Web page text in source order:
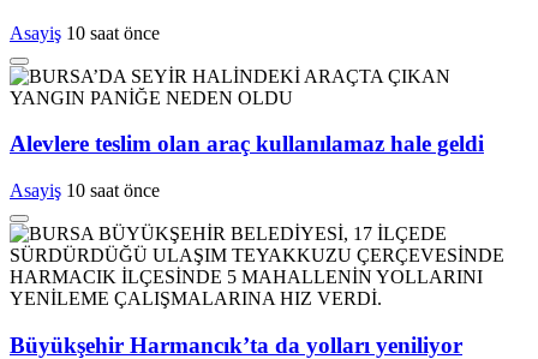
Asayiş 10 saat önce
Alevlere teslim olan araç kullanılamaz hale geldi
Asayiş 10 saat önce
Büyükşehir Harmancık’ta da yolları yeniliyor